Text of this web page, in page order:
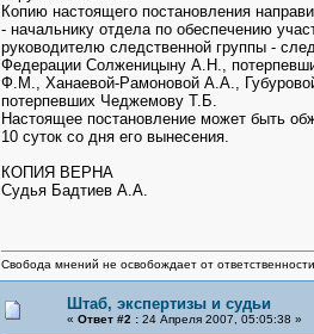
Копию настоящего постановления
- начальнику отдела по обеспечению
руководителю следственной группы -
Федерации Солженицыну А.Н.,
Ф.М., Ханаевой-Рамоновой А.А.,
потерпевших Чеджемову Т.Б.
Настоящее постановление может быть
10 суток со дня его вынесения.
КОПИЯ ВЕРНА
Судья Бадтиев А.А.
Свобода мнений не освобождает от
Штаб, экспертизы и судьи
« Ответ #2 :24 Апреля 2007, 05:05:38 »